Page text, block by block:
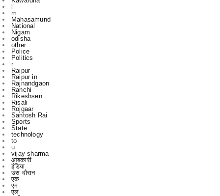
Nigam
odisha
other
Police
Politics
r
Raipur
Raipur in
Rajnandgaon
Ranchi
Rikeshsen
Risali
Rojgaar
Santosh Rai
Sports
State
technology
to
u
vijay sharma
आबकारी
इंडिया
उस दौरान
एक
एम
एल
कबीरधाम
कवर्ध
कवर्धा
कसडोल